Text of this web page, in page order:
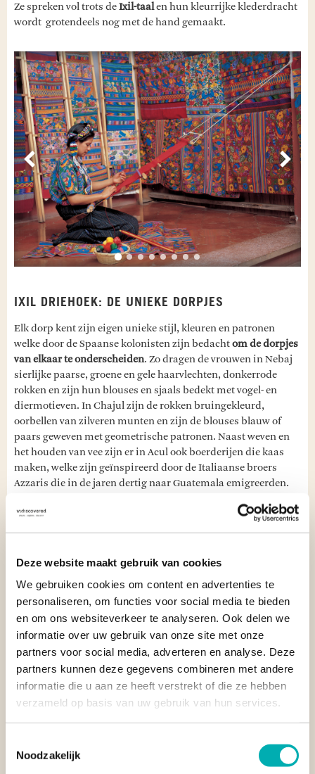
Deze website maakt gebruik van cookies
We gebruiken cookies om content en advertenties te
personaliseren, om functies voor social media te bieden
en om ons websiteverkeer te analyseren. Ook delen we
informatie over uw gebruik van onze site met onze
partners voor social media, adverteren en analyse. Deze
partners kunnen deze gegevens combineren met andere
informatie die u aan ze heeft verstrekt of die ze hebben
verzameld op basis van uw gebruik van hun services.
Noodzakelijk
Ze spreken vol trots deIxil-taalen hun kleurrijke klederdracht
wordt grotendeels nog met de hand gemaakt.
Vorige
IXIL DRIEHOEK: DE UNIEKE DORPJES
Elk dorp kent zijn eigen unieke stijl, kleuren en patronen
welke door de Spaanse kolonisten zijn bedachtom de dorpjes
van elkaar te onderscheiden. Zo dragen de vrouwen in Nebaj
sierlijke paarse, groene en gele haarvlechten, donkerrode
rokken en zijn hun blouses en sjaals bedekt met vogel- en
diermotieven. In Chajul zijn de rokken bruingekleurd,
oorbellen van zilveren munten en zijn de blouses blauw of
paars geweven met geometrische patronen. Naast weven en
het houden van vee zijn er in Acul ook boerderijen die kaas
maken, welke zijn geïnspireerd door de Italiaanse broers
Azzaris die in de jaren dertig naar Guatemala emigreerden.
"Reis terug in de tijd in de Ixil Driehoek in Guatemala
en ervaar eeuwenoude Maya-tradities en kleurrijke
Een bezoek aan de Ixil Driehoek is als een reis terug in de tijd.
Eeuwenoude tradities, bonte kleding en vriendelijke inwoners
zorgen voor een interessante onderdompeling in de Maya
cultuur tijdens je rondreis door Guatemala.
Tip van reisspecialist Léonie:"Vergeet hier zeker niet om
enkele marktjes te bezoeken die je zintuigen laten prikkelen.
Verder leent de omgeving zich uitstekend voor
? Bereid je